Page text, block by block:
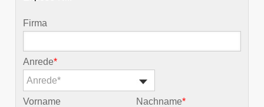
Firma
Anrede*
Anrede*
Vorname Nachname*